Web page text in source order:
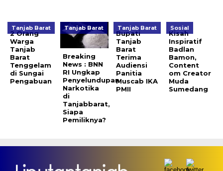
Tanjab Barat
2 Orang
Warga
Tanjab
Barat
Tenggelam
di Sungai
Pengabuan
Tanjab Barat
Breaking
News : BNN
RI Ungkap
Penyelundupan
Narkotika
di
Tanjabbarat,
Siapa
Pemiliknya?
Tanjab Barat
Bupati
Tanjab
Barat
Terima
Audiensi
Panitia
Muscab IKA
PMII
Sosial
Kisah
Inspiratif
Badlan
Bamon,
Content
om Creator
Muda
Sumedang